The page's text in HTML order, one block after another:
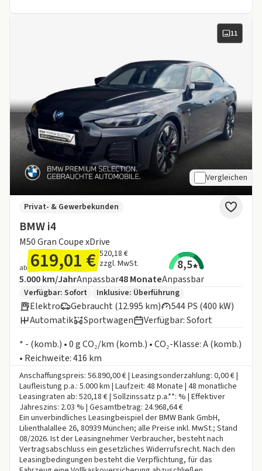
11
Vergleichen
BMW i4
M50 Gran Coupe xDrive
Privat- & Gewerbekunden
ab 619,01 € 520,18 €
zzgl. MwSt.
8,5
Angebotsdetails:
Inklusive Laufleistung
5.000 km/JahrAnpassbarLaufzeit
48MonateAnpassbar
Zusätzliche Fahrzeuginformationen:
Verfügbar: Sofort Inklusive: Überführung
Elektro Gebraucht (12.995 km)
544 PS (400 kW)
Automatik
Sportwagen
Verfügbar: Sofort
* - (komb.) • 0 g CO₂/km (komb.) • CO₂-Klasse: A (komb.)
• Reichweite: 416 km
Anschaffungspreis: 56.890,00 € | Leasingsonderzahlung: 0,00 € |
Laufleistung p.a.: 5.000 km | Laufzeit: 48 Monate | 48 monatliche
Leasingraten ab: 520,18 € | Sollzinssatz p.a.**: % | Effektiver
Jahreszins: 2.03 % | Gesamtbetrag: 24.968,64 €
Ein unverbindliches Leasingbeispiel der BMW Bank GmbH,
Lilienthalallee 26, 80939 München; alle Preise inkl. MwSt.; Stand
08/2026. Ist der Leasingnehmer Verbraucher, besteht nach
Vertragsabschluss ein gesetzliches Widerrufsrecht. Nach den
Leasingbedingungen besteht die Verpflichtung, für das